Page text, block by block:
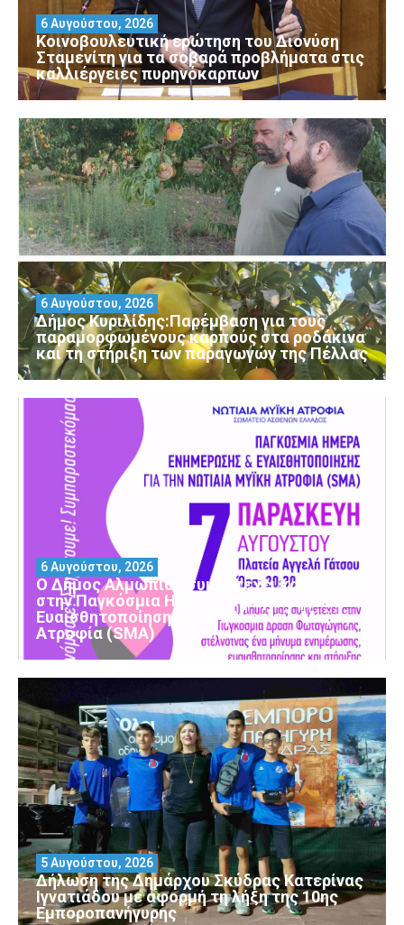
Κοινοβουλευτική ερώτηση του Διονύση
Σταμενίτη για τα σοβαρά προβλήματα στις
καλλιέργειες πυρηνόκαρπων
6 Αυγούστου, 2026
Δήμος Κυριλίδης:Παρέμβαση για τους
παραμορφωμένους καρπούς στα ροδάκινα
και τη στήριξη των παραγωγών της Πέλλας
6 Αυγούστου, 2026
Ο Δήμος Αλμωπίας συμμετέχει και φέτος
στην Παγκόσμια Ημέρα Ενημέρωσης και
Ευαισθητοποίησης για τη Νωτιαία Μυϊκή
Ατροφία (SMA)
6 Αυγούστου, 2026
Δήλωση της Δημάρχου Σκύδρας Κατερίνας
Ιγνατιάδου με αφορμή τη λήξη της 10ης
Εμποροπανήγυρης
5 Αυγούστου, 2026